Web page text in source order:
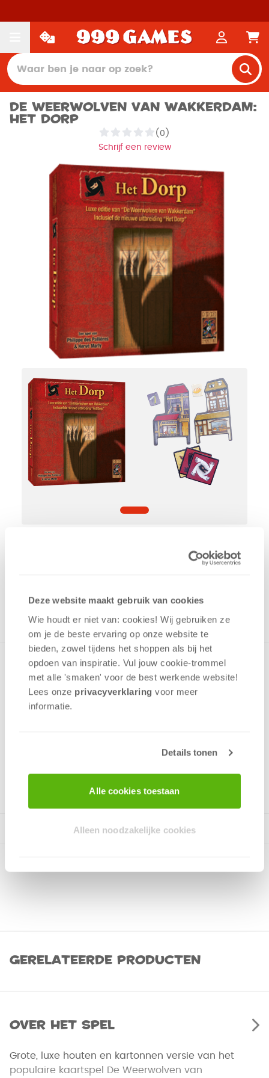
Deze website maakt gebruik van cookies
Wie houdt er niet van: cookies! Wij gebruiken ze
om je de beste ervaring op onze website te
bieden, zowel tijdens het shoppen als bij het
opdoen van inspiratie. Vul jouw cookie-trommel
met alle 'smaken' voor de best werkende website​!
Lees onze privacyverklaring voor meer
informatie.
Details tonen
Alle cookies toestaan
Alleen noodzakelijke cookies
De Weerwolven van Wakkerdam:
Het Dorp
(0)
Schrijf een review
UIT HET ASSORTIMENT
Luxe versie van Weerwolven in Wakkerdam. Extra
gebouwen en beroepen maken dit populaire rollenkaartspel
nog spannender!
8 - 29 spelers +/- 45 min v.a. 10 jaar
Gerelateerde producten
Over het spel
Grote, luxe houten en kartonnen versie van het
populaire kaartspel De Weerwolven van